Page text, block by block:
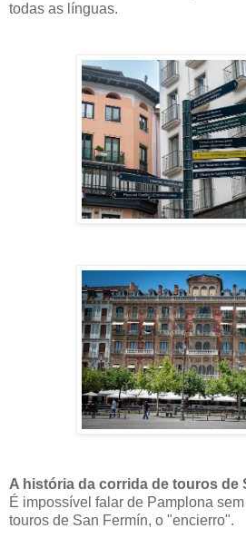
todas as línguas.
A história da corrida de touros de
É impossível falar de Pamplona
touros de San Fermín, o "encierro".